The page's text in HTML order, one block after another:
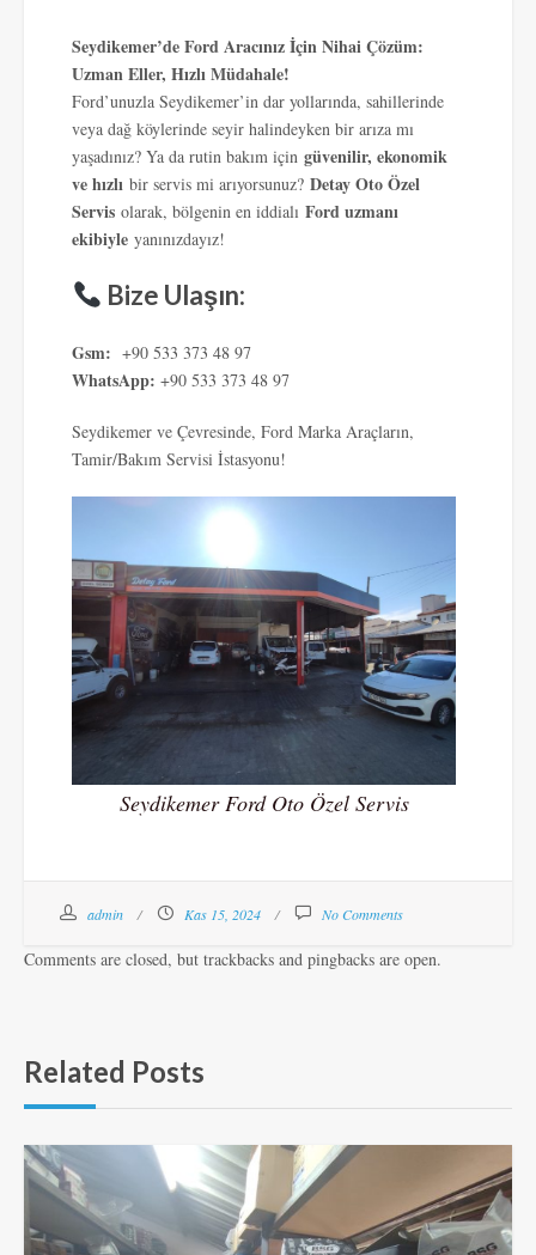
Seydikemer’de Ford Aracınız İçin Nihai Çözüm:
Uzman Eller, Hızlı Müdahale!
Ford’unuzla Seydikemer’in dar yollarında, sahillerinde
veya dağ köylerinde seyir halindeyken bir arıza mı
yaşadınız? Ya da rutin bakım için güvenilir, ekonomik
ve hızlı bir servis mi arıyorsunuz? Detay Oto Özel
Servis olarak, bölgenin en iddialı Ford uzmanı
ekibiyle yanınızdayız!
Bize Ulaşın:
Gsm: +90 533 373 48 97
WhatsApp: +90 533 373 48 97
Seydikemer ve Çevresinde, Ford Marka Araçların,
Tamir/Bakım Servisi İstasyonu!
Seydikemer Ford Oto Özel Servis
admin Kas 15, 2024 No Comments
Comments are closed, but trackbacks and pingbacks are open.
Related Posts